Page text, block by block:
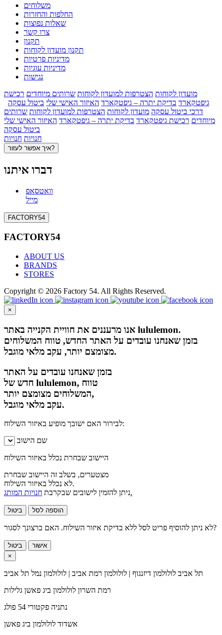
משלוחים
החלפות והחזרות
שאלות נפוצות
צרו קשר
תקנון
תקנון מועדון לקוחות
מדיניות פרטיות
מדיניות עוגיות
נגישות
מועדון לקוחות הצטרפות למועדון לקוחות שרותים מיוחדים רכישת
גיפטקארד בדיקת יתרה – גיפטקארד האיזור האישי שלי ביטול עסקה
דרכי ביטול עסקה מועדון לקוחות הצטרפות למועדון לקוחות שרותים
מיוחדים רכישת גיפטקארד בדיקת יתרה – גיפטקארד האיזור האישי שלי
ביטול עסקה
חנויות חנויות
איך אפשר לעזור?
דברו איתנו
וואטסאפ
מייל
FACTORY54
FACTORY54
ABOUT US
BRANDS
STORES
Copyright © 2026 Factory 54. All Rights Reserved.
×
אנו מרעננים את חוויית הקנייה באתר lululemon.
בזמן שאנחנו עובדים על האתר החדש, טווח המשלוחים
מצומצם יותר, עקב מלאי מוגבל.
בזמן שאנחנו עובדים על האתר
חדש של lululemon, טווח
המשלוחים מצומצם יותר,
עקב מלאי מוגבל.
לבירור האם ישובך מופיע באיזור השילוח:
שם הישוב
היישוב שבחרת נכלל באיזור השילוח
מצטערים, בשלב זה היישוב שבחרת
לא נכלל באיזור השילוח.
ניתן להזמין לישובים שבקרבתחנויות המותג.
ביטול הוספה לסל
לא ניתן להוסיף פריט לסל ללא בדיקת איזור השילוח. האם ברצונך לסגור?
ביטול
אישור
×
תל אביב לולולמון דיזנגוף | לולולמון רמת אביב | לולולמון נמל תל אביב
רמת השרון לולולמון ביג פאשן גלילות
נתניה פקטורי 54 פולג
אשדוד לולולמון ביג פאשן